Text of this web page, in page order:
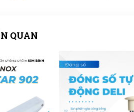
QUAN